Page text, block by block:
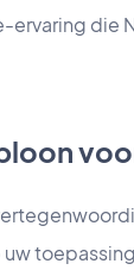
ervaring die
uw